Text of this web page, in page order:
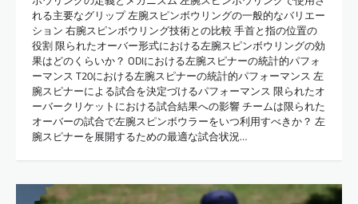
れる主要なグリップ 左腕スピンボウリングの一般的なバリエー
ション 右腕スピンボウリング技術との比較 手首と指の位置の
役割 限られたオーバー形式における左腕スピンボウリングの効
果はどのくらいか？ ODIにおける左腕スピナーの統計的パフォ
ーマンス T20における左腕スピナーの統計的パフォーマンス 左
腕スピナーによる試合を決定づけるパフォーマンス 限られたオ
ーバークリケットにおける試合結果への影響 チームは限られた
オーバーの試合で左腕スピンボウラーをいつ利用すべきか？ 左
腕スピナーを展開するための最適な試合状況…